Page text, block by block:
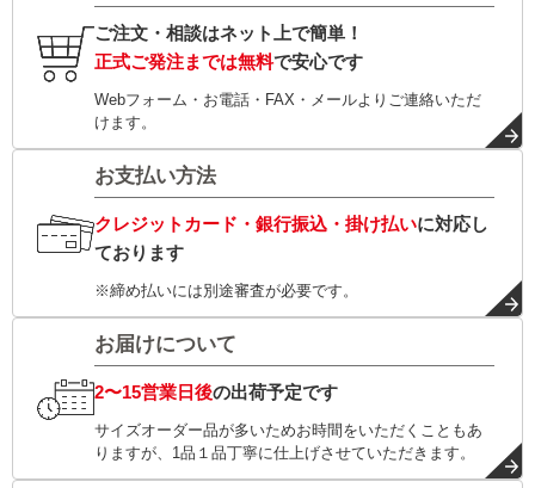
ご注文・相談はネット上で簡単！
正式ご発注までは無料で安心です
Webフォーム・お電話・FAX・メールよりご連絡いただ
けます。
お支払い方法
クレジットカード・銀行振込・掛け払いに対応し
ております
※締め払いには別途審査が必要です。
お届けについて
2〜15営業日後の出荷予定です
サイズオーダー品が多いためお時間をいただくこともあ
りますが、1品１品丁寧に仕上げさせていただきます。